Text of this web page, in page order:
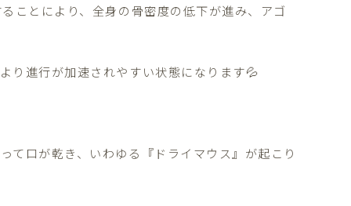
ことにより、全身の骨密度の低下が進み、アゴ
り進行が加速されやすい状態になります💦
て口が乾き、いわゆる『ドライマウス』が起こり